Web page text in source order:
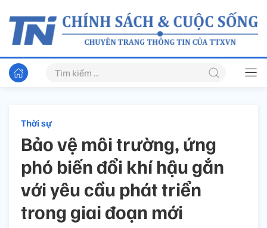
Thời sự
Bảo vệ môi trường, ứng
phó biến đổi khí hậu gắn
với yêu cầu phát triển
trong giai đoạn mới